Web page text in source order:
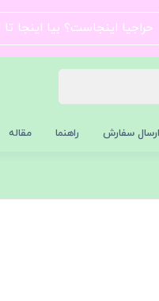
حراجیا اینجاست؟ بیا اینجا
سفارش راهنما مقاله